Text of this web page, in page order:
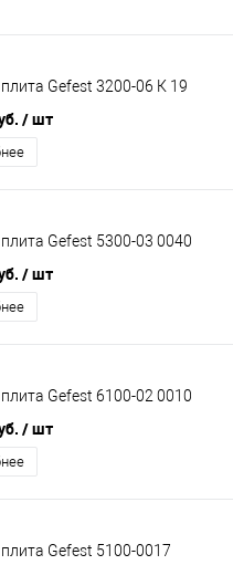
Gefest 3200-06 К 19
/ шт
Gefest 5300-03 0040
/ шт
Gefest 6100-02 0010
/ шт
Gefest 5100-0017